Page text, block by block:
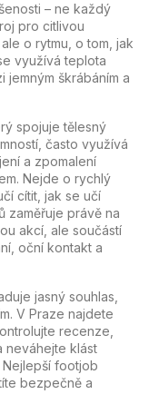
– ne každý
pro citlivou
o rytmu, o tom, jak
využívá teplota
škrábáním a
spojuje tělesný
často využívá
a zpomalení
Nejde o rychlý
cítit, jak se učí
zaměřuje právě na
akcí, ale součástí
oční kontakt a
jasný souhlas,
V Praze najdete
recenze,
neváhejte klást
footjob
bezpečně a